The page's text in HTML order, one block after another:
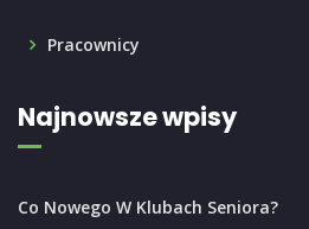
Pracownicy
Najnowsze wpisy
Co Nowego W Klubach Seniora?